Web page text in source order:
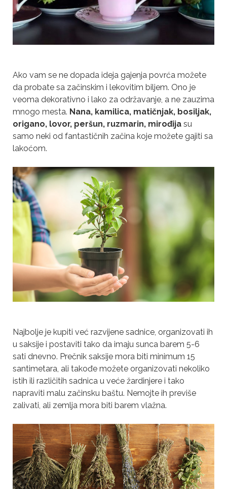
Ako vam se ne dopada ideja gajenja povrća možete
da probate sa začinskim i lekovitim biljem. Ono je
veoma dekorativno i lako za održavanje, a ne zauzima
mnogo mesta. Nana, kamilica, matičnjak, bosiljak,
origano, lovor, peršun, ruzmarin, mirođijasu
samo neki od fantastičnih začina koje možete gajiti sa
lakoćom.
Najbolje je kupiti već razvijene sadnice, organizovati ih
u saksije i postaviti tako da imaju sunca barem 5-6
sati dnevno. Prečnik saksije mora biti minimum 15
santimetara, ali takođe možete organizovati nekoliko
istih ili različitih sadnica u veće žardinjere i tako
napraviti malu začinsku baštu. Nemojte ih previše
zalivati, ali zemlja mora biti barem vlažna.